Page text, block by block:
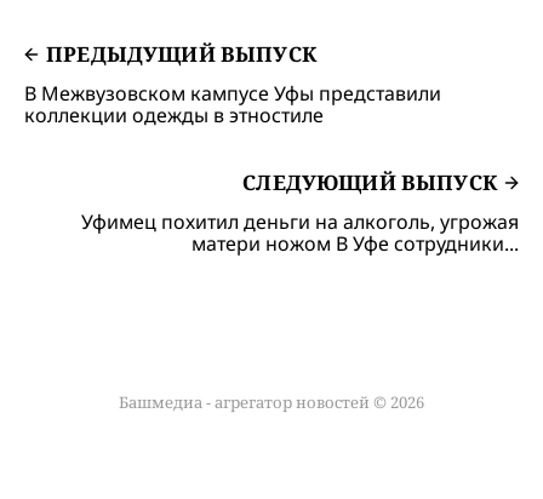
ПРЕДЫДУЩИЙ ВЫПУСК
В Межвузовском кампусе Уфы представили
коллекции одежды в этностиле
СЛЕДУЮЩИЙ ВЫПУСК
Уфимец похитил деньги на алкоголь, угрожая
матери ножом В Уфе сотрудники...
Башмедиа - агрегатор новостей © 2026